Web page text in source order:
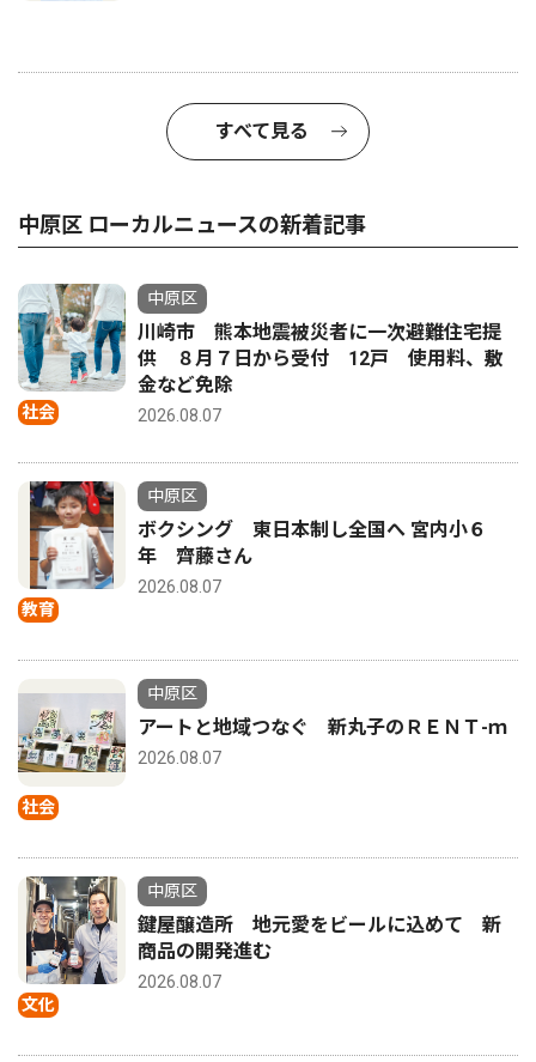
すべて見る
中原区 ローカルニュースの新着記事
社会
中原区
川崎市 熊本地震被災者に一次避難住宅提
供 ８月７日から受付 12戸 使用料、敷
金など免除
2026.08.07
教育
中原区
ボクシング 東日本制し全国へ 宮内小６
年 齊藤さん
2026.08.07
社会
中原区
アートと地域つなぐ 新丸子のＲＥＮＴ-ｍ
2026.08.07
文化
中原区
鍵屋醸造所 地元愛をビールに込めて 新
商品の開発進む
2026.08.07